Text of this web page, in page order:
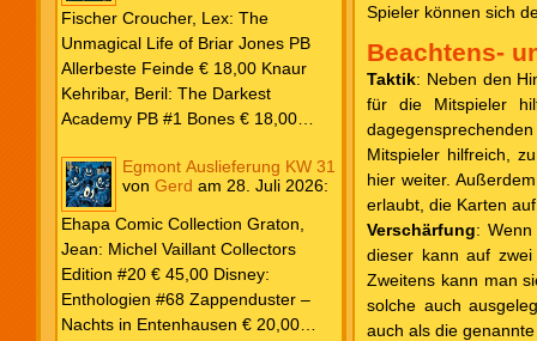
John: Die Weltenerschaffer Die
fantastische Freundschaft von C.S.
Lewis & J.R.R. Tolkien € 30,00
Weissblech Luba Wolfsschwanz #22
€ 4,90 Horror Schocker #81 € 4,90
Fischer Croucher, Lex: The
Unmagical Life of Briar Jones PB
Allerbeste Feinde € 18,00 Knaur
Kehribar, Beril: The Darkest
Academy PB #1 Bones € 18,00
Trilogie PB #3 To Spark a Fae War €
18,00 Bramble Hardcover Priest: Lie
Huo Jiao Chou HC #1 Drowning
Sorrows in Raging Fire € 25,00
Carlsen Davon, Isla: Blackened
Blade PB #3 Of Blackened Blood €
18,00
Egmont Auslieferung KW 31
von Gerd am 28. Juli 2026:
Ehapa Comic Collection Graton,
Jean: Michel Vaillant Collectors
Edition #20 € 45,00 Disney:
Enthologien #68 Zappenduster –
Nachts in Entenhausen € 20,00
Spieler können sich
Beachtens-
Taktik: Neben den
für die Mitspieler
Mitspieler hilfreich,
hier weiter.
erlaubt, die Karten
Verschärfung:
dieser kann auf
Zweitens kann man
solche auch
auch als die